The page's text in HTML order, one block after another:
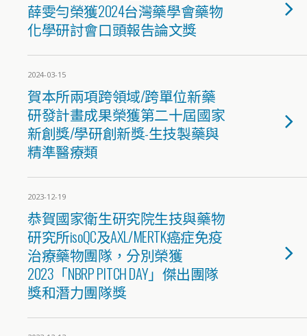
薛雯勻榮獲2024台灣藥學會藥物
化學研討會口頭報告論文獎
2024-03-15
賀本所兩項跨領域/跨單位新藥
研發計畫成果榮獲第二十屆國家
新創獎/學研創新獎-生技製藥與
精準醫療類
2023-12-19
恭賀國家衛生研究院生技與藥物
研究所isoQC及AXL/MERTK癌症免疫
治療藥物團隊，分別榮獲
2023「NBRP PITCH DAY」傑出團隊
獎和潛力團隊獎